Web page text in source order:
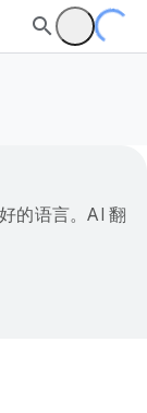
的语言。AI 翻